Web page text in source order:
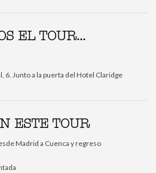
EL TOUR...
6. Junto a la puerta del Hotel Claridge
ESTE TOUR
Madrid a Cuenca y regreso